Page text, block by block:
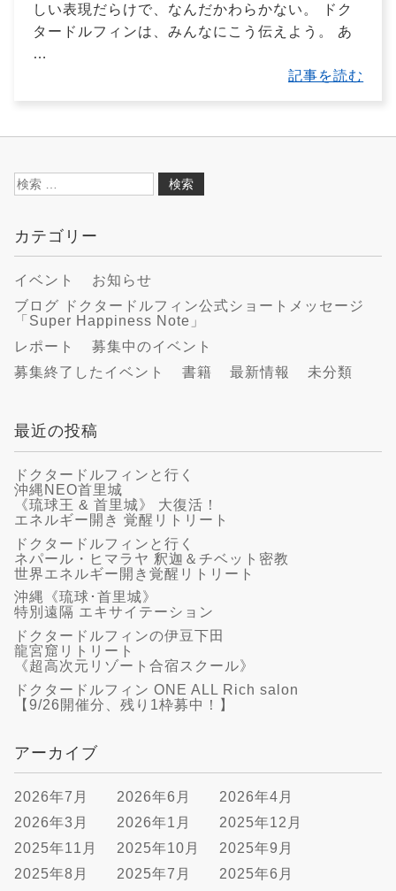
しい表現だらけで、なんだかわらかない。 ドク
タードルフィンは、みんなにこう伝えよう。 あ
…
記事を読む
検
カテゴリー
イベント
お知らせ
ブログ ドクタードルフィン公式ショートメッセージ
「Super Happiness Note」
レポート
募集中のイベント
募集終了したイベント
書籍 最新情報 未分類
最近の投稿
ドクタードルフィンと行く
沖縄NEO首里城
《琉球王 & 首里城》 大復活！
エネルギー開き 覚醒リトリート
ドクタードルフィンと行く
ネパール・ヒマラヤ 釈迦＆チベット密教
世界エネルギー開き覚醒リトリート
沖縄《琉球･首里城》
特別遠隔 エキサイテーション
ドクタードルフィンの伊豆下田
龍宮窟リトリート
《超高次元リゾート合宿スクール》
ドクタードルフィン ONE ALL Rich salon
【9/26開催分、残り1枠募中！】
アーカイブ
2026年7月 2026年6月
2026年4月
2026年3月
2026年1月
2025年12月
2025年11月
2025年10月
2025年9月
2025年8月
2025年7月
2025年6月